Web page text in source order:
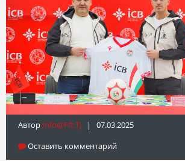
Автор Info@fft.tj | 07.03.2025
Оставить комментарий